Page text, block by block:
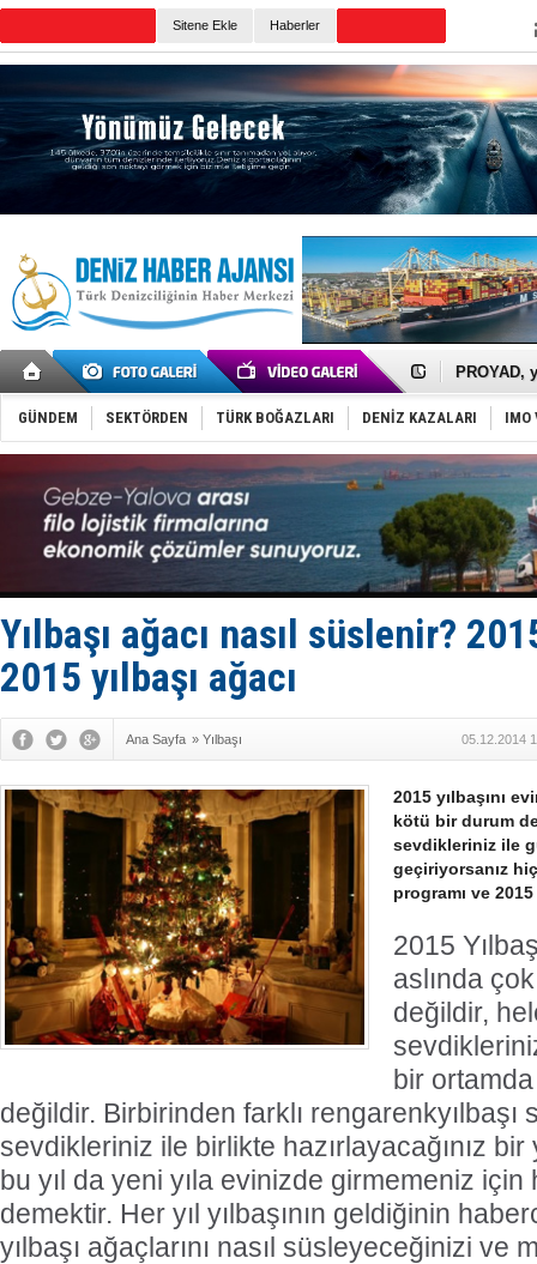
Sitene Ekle Haberler
İTU AUV,
PROYAD,
Türkiye-
Türk
Deniz
DÖDER,
Fairline,
Baltık
Runit
Limana
Türk
Hüseyin
Med
GÜNDEM SEKTÖRDEN TÜRK BOĞAZLARI DENİZ KAZALARI IMO
Yılbaşı ağacı nasıl süslenir?
2015 yılbaşı ağacı
Ana Sayfa » Yılbaşı 05.12.2014
2015 yılbaşını
kötü bir durum
sevdikleriniz ile
geçiriyorsanız
programı ve
2015
aslında
değildir,
bir
değildir. Birbirinden farklı rengarenkyılbaşı
sevdikleriniz ile birlikte hazırlayacağınız bir
bu yıl da yeni yıla evinizde girmemeniz
demektir. Her yıl yılbaşının geldiğinin
yılbaşı ağaçlarını nasıl süsleyeceğinizi ve